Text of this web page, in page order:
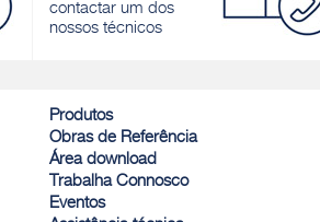
contactar um dos
nossos técnicos
Produtos
Obras de Referência
Área download
Trabalha Connosco
Eventos